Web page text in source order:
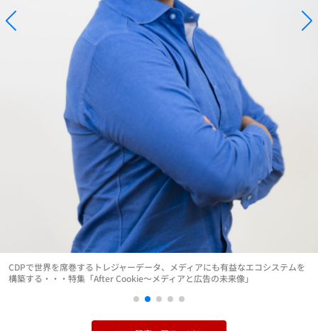
CDPで世界を席巻するトレジャーデータ、メディアにも有益なエコシステムを
構築する・・・特集「After Cookie～メディアと広告の未来像」